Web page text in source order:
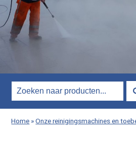
Home»Onze reinigingsmachines en